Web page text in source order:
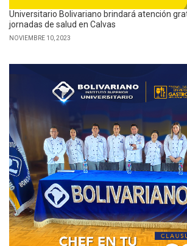
Universitario Bolivariano brindará atención
jornadas de salud en Calvas
NOVIEMBRE 10, 2023